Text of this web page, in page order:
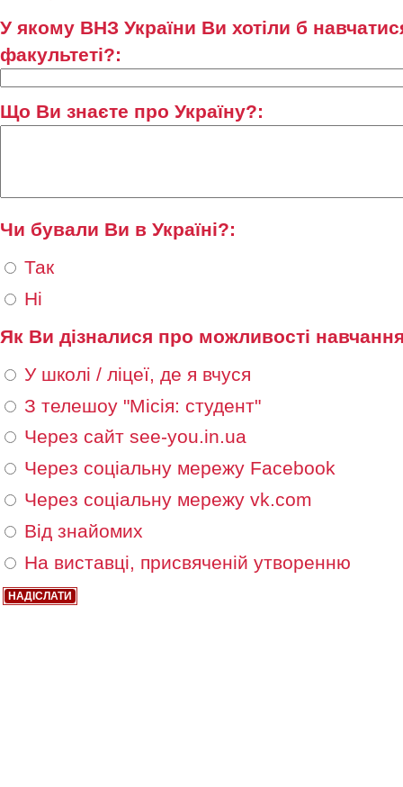
У якому ВНЗ України Ви хотіли б
факультеті?:
Що Ви знаєте про Україну?:
Чи бували Ви в Україні?:
Так
Ні
Як Ви дізналися про можливості
У школі / ліцеї, де я вчуся
З телешоу "Місія: студент"
Через сайт see-you.in.ua
Через соціальну мережу Facebook
Через соціальну мережу vk.com
Від знайомих
На виставці, присвяченій утворенню